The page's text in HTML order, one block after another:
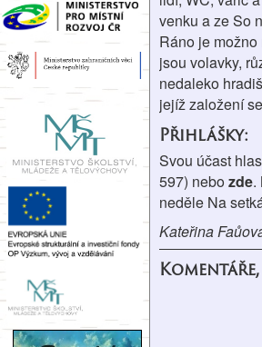
venku a ze So
Ráno je
jsou volavky,
nedaleko
jejíž založení
Přihlášky:
Svou účast
597) nebozde.
neděle Na
Kateřina